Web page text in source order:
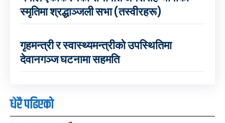
स्मृतिमा श्रद्धाञ्जली सभा (तस्वीरहरू)
गृहमन्त्री र स्वास्थ्यमन्त्रीको उपस्थितिमा
देवानगञ्ज घटनामा सहमति
धेरै पढिएको